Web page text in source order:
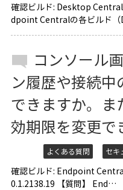
確認ビルド: Desktop
dpoint Centralの各ビルド
コンソール
ン履歴や接続
できますか。ま
効期限を変更で
よくある質問 セキ
確認ビルド: Endpoint
0.1.2138.19 【質問】 End…